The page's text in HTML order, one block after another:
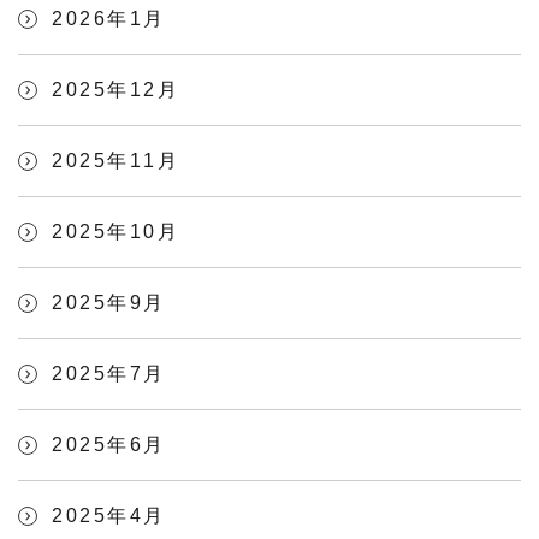
2026年1月
2025年12月
2025年11月
2025年10月
2025年9月
2025年7月
2025年6月
2025年4月